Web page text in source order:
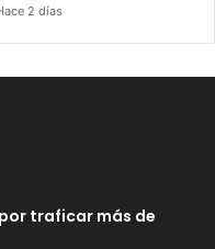
2 días
traficar más de